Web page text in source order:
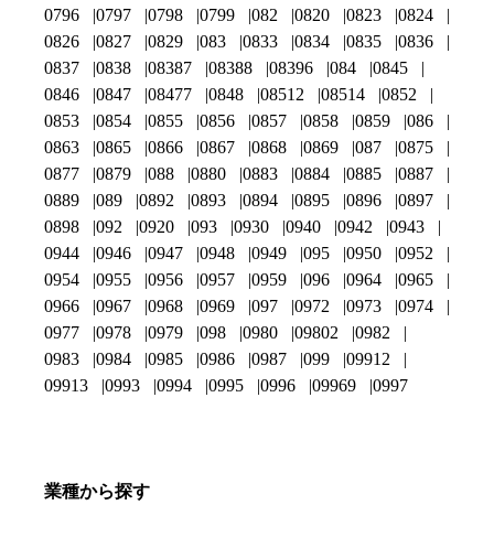
0796
0797 0798 0799 082 0820 0823
0824
0826
0827 0829 083 0833 0834 0835
0836
0837
0838 08387 08388 08396 084
0845
0846
0847 08477 0848 08512 08514
0852
0853
0854 0855 0856 0857 0858 0859
086
0863
0865 0866 0867 0868 0869 087
0875
0877
0879 088 0880 0883 0884 0885
0887
0889
089 0892 0893 0894 0895 0896
0897
0898
092 0920 093 0930 0940 0942
0943
0944
0946 0947 0948 0949 095 0950
0952
0954
0955 0956 0957 0959 096 0964
0965
0966
0967 0968 0969 097 0972 0973
0974
0977
0978 0979 098 0980 09802
0982
0983
0984 0985 0986 0987 099
09912
09913
0993 0994 0995 0996 09969 0997
業種から探す